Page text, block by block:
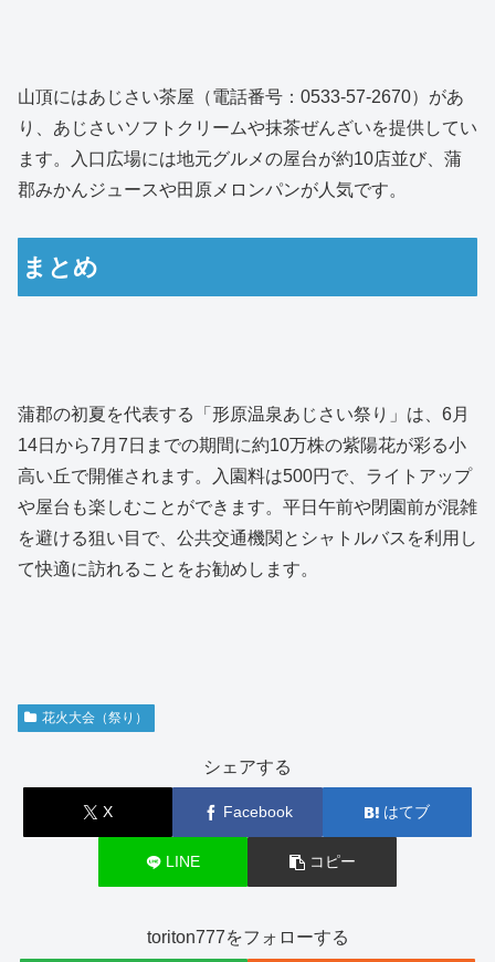
山頂にはあじさい茶屋（電話番号：0533-57-2670）があ
り、あじさいソフトクリームや抹茶ぜんざいを提供してい
ます。入口広場には地元グルメの屋台が約10店並び、蒲
郡みかんジュースや田原メロンパンが人気です。
まとめ
蒲郡の初夏を代表する「形原温泉あじさい祭り」は、6月
14日から7月7日までの期間に約10万株の紫陽花が彩る小
高い丘で開催されます。入園料は500円で、ライトアップ
や屋台も楽しむことができます。平日午前や閉園前が混雑
を避ける狙い目で、公共交通機関とシャトルバスを利用し
て快適に訪れることをお勧めします。
花火大会（祭り）
シェアする
X Facebook はてブ
LINE コピー
toriton777をフォローする